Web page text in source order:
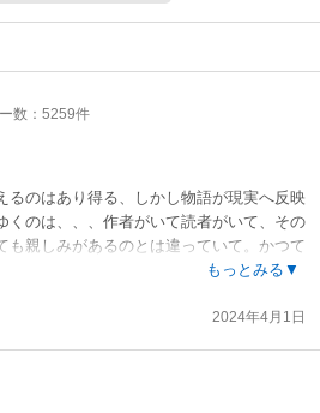
数：5259件
るのはあり得る、しかし物語が現実へ反映
くのは、、、作者がいて読者がいて、その
も親しみがあるのとは違っていて。かつて
（登場人物のモデルの一人とか）表現しよ
もっとみる▼
2024年4月1日